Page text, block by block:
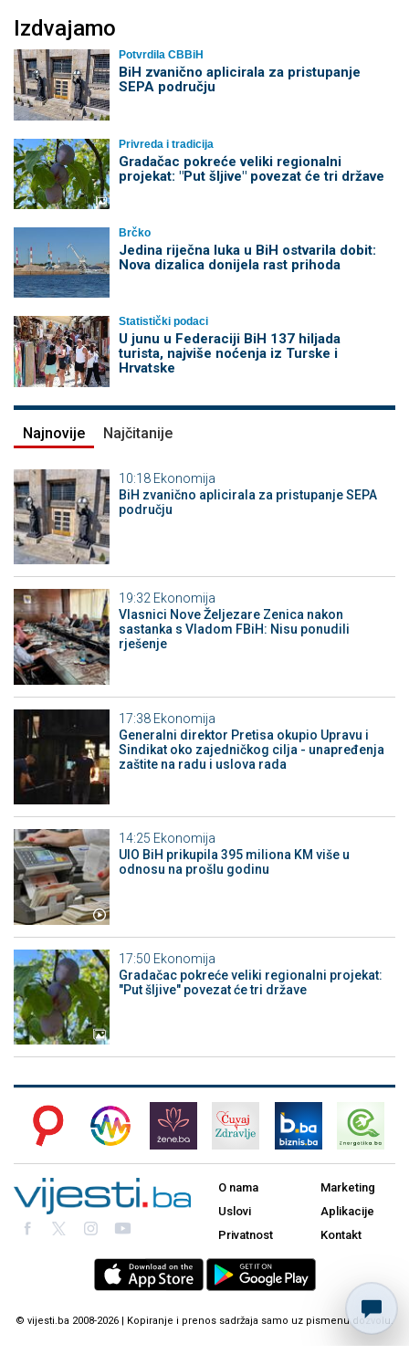
Izdvajamo
Potvrdila CBBiH
BiH zvanično aplicirala za pristupanje
SEPA području
Privreda i tradicija
Gradačac pokreće veliki regionalni
projekat: "Put šljive" povezat će tri države
Brčko
Jedina riječna luka u BiH ostvarila dobit:
Nova dizalica donijela rast prihoda
Statistički podaci
U junu u Federaciji BiH 137 hiljada
turista, najviše noćenja iz Turske i
Hrvatske
Najnovije Najčitanije
10:18 Ekonomija
BiH zvanično aplicirala za pristupanje SEPA
području
19:32 Ekonomija
Vlasnici Nove Željezare Zenica nakon
sastanka s Vladom FBiH: Nisu ponudili
rješenje
17:38 Ekonomija
Generalni direktor Pretisa okupio Upravu i
Sindikat oko zajedničkog cilja - unapređenja
zaštite na radu i uslova rada
14:25 Ekonomija
UIO BiH prikupila 395 miliona KM više u
odnosu na prošlu godinu
17:50 Ekonomija
Gradačac pokreće veliki regionalni projekat:
"Put šljive" povezat će tri države
O nama
Uslovi
Privatnost
Marketing
Aplikacije
Kontakt
© vijesti.ba 2008-2026 | Kopiranje i prenos sadržaja samo uz pismenu dozvolu.